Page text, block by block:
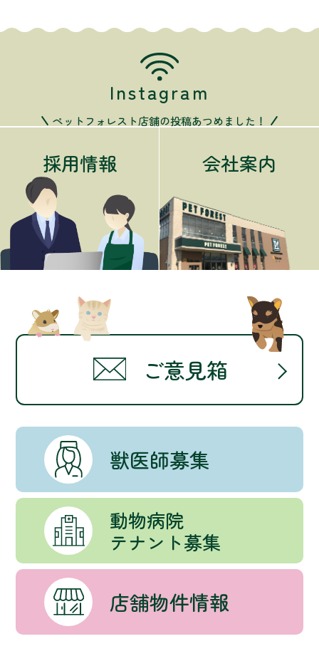
Instagram
ペットフォレスト店舗の投稿あつめました！
採用情報 会社案内
ご意見箱
獣医師募集
動物病院
テナント募集
店舗物件情報